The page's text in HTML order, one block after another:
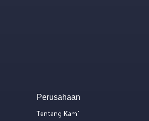
Perusahaan
Tentang Kami